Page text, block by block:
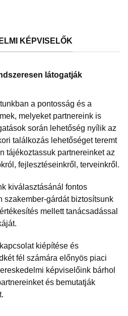
KÉPVISELŐK
látogatják
a pontosság és a
melyeket partnereink is
során lehetőség nyílik az
találkozás lehetőséget teremt
tájékoztassuk partnereinket az
fejlesztéseinkről, terveinkről.
kiválasztásánál fontos
szakember-gárdát biztosítsunk
mellett tanácsadással
kiépítése és
fél számára előnyös piaci
képviselőink bárhol
és bemutatják